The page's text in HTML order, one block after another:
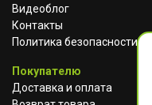
Видеоблог
Контакты
Политика безопасности
Покупателю
Доставка и оплата